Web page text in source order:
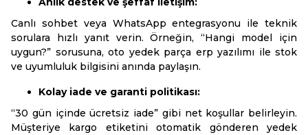
Canlı sohbet veya WhatsApp entegrasyonu ile teknik
sorulara hızlı yanıt verin. Örneğin, “Hangi model için
uygun?” sorusuna, oto yedek parça erp yazılımı ile stok
ve uyumluluk bilgisini anında paylaşın.
Kolay iade ve garanti politikası:
“30 gün içinde ücretsiz iade” gibi net koşullar belirleyin.
Müşteriye kargo etiketini otomatik gönderen yedek